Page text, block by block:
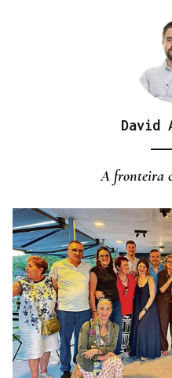
David
A fronteira